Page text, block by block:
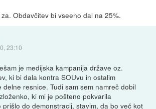
Obdavčitev bi vseeno dal na 25%.
23:10
je medijska kampanija države oz.
ki bi dala kontra SOUvu in ostalim
delne resnice. Tudi sam sem namreč dobil
ki mi je pošteno pokvarila
do demonstracij, stavim, da bo več kot